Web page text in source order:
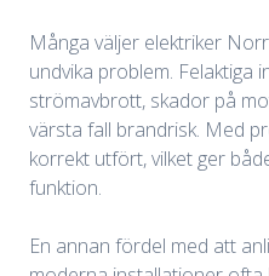
Många väljer elektriker
undvika problem. Felaktiga
strömavbrott, skador på
värsta fall brandrisk. Med
korrekt utfört, vilket ger
funktion.
En annan fördel med att